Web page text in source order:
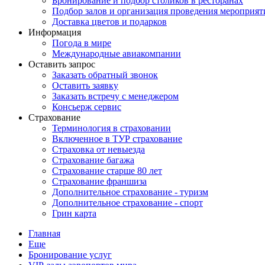
Подбор залов и организация проведения
Доставка цветов и подарков
Информация
Погода в мире
Международные авиакомпании
Оставить запрос
Заказать обратный звонок
Оставить заявку
Заказать встречу с менеджером
Консьерж сервис
Страхование
Терминология в страховании
Включенное в ТУР страхование
Страховка от невыезда
Страхование багажа
Страхование старше 80 лет
Страхование франшиза
Дополнительное страхование - туризм
Дополнительное страхование - спорт
Грин карта
Главная
Еще
Бронирование услуг